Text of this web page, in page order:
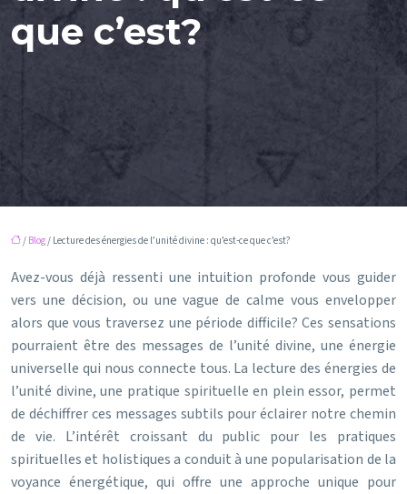
que c’est?
/ Blog/ Lecture des énergies de l’unité divine : qu’est-ce que c’est?
Avez-vous déjà ressenti une intuition profonde vous guider
vers une décision, ou une vague de calme vous envelopper
alors que vous traversez une période difficile? Ces sensations
pourraient être des messages de l’unité divine, une énergie
universelle qui nous connecte tous. La lecture des énergies de
l’unité divine, une pratique spirituelle en plein essor, permet
de déchiffrer ces messages subtils pour éclairer notre chemin
de vie. L’intérêt croissant du public pour les pratiques
spirituelles et holistiques a conduit à une popularisation de la
voyance énergétique, qui offre une approche unique pour